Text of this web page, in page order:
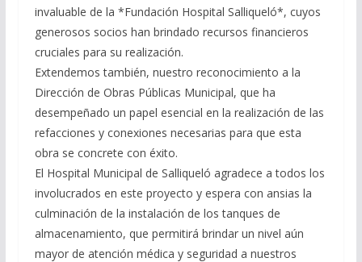
invaluable de la *Fundación Hospital Salliqueló*, cuyos
generosos socios han brindado recursos financieros
cruciales para su realización.
Extendemos también, nuestro reconocimiento a la
Dirección de Obras Públicas Municipal, que ha
desempeñado un papel esencial en la realización de las
refacciones y conexiones necesarias para que esta
obra se concrete con éxito.
El Hospital Municipal de Salliqueló agradece a todos los
involucrados en este proyecto y espera con ansias la
culminación de la instalación de los tanques de
almacenamiento, que permitirá brindar un nivel aún
mayor de atención médica y seguridad a nuestros